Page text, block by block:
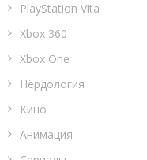
PlayStation Vita
Xbox 360
Xbox One
Нёрдология
Кино
Анимация